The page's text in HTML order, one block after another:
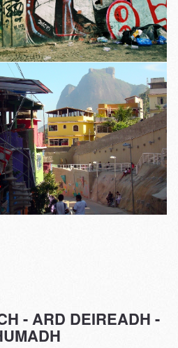
agus cultúr, i gcás ina bhfuil súil i
- ARD DEIREADH -